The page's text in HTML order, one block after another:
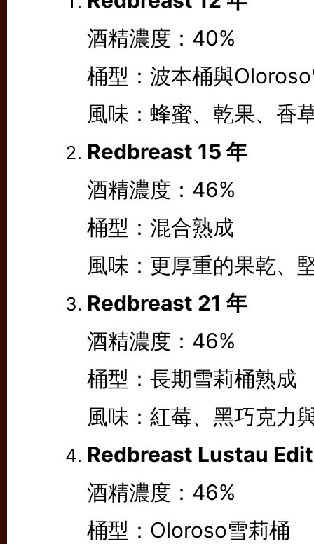
酒精濃度：40%
桶型：波本桶與
風味：蜂蜜、乾果、香
Redbreast 15 年
酒精濃度：46%
桶型：混合熟成
風味：更厚重的果乾、
Redbreast 21 年
酒精濃度：46%
桶型：長期雪莉桶熟成
風味：紅莓、黑巧克力
Redbreast Lustau
酒精濃度：46%
桶型：Oloroso雪莉桶